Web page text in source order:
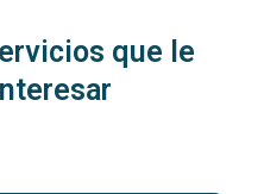
que le